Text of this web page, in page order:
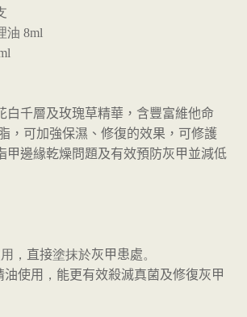
油 8ml
白千層及玫瑰草精華，含豐富維他命
，可加強保濕、修復的效果，可修護
甲邊緣乾燥問題及有效預防灰甲並減低
， 直接塗抹於灰甲患處。
油使用 ， 能更有效殺滅真菌及修復灰甲